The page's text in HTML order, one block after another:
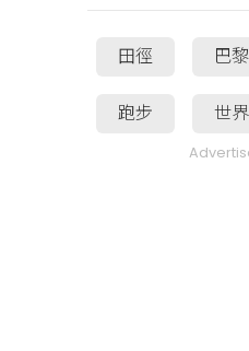
田徑 巴
跑步 世